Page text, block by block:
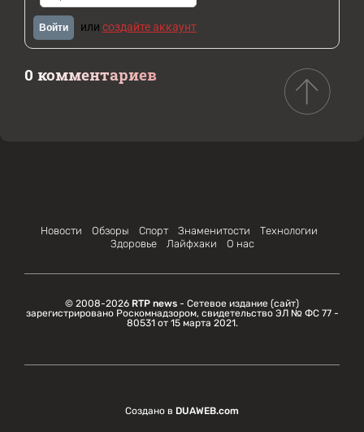
Войти или создайте аккаунт
0 комментариев
Новости Обзоры Спорт Знаменитости
Технологии
Здоровье
Лайфхаки О нас
© 2008-2026 RTP news - Сетевое издание (сайт)
зарегистрировано Роскомнадзором, свидетельство ЭЛ № ФС 77 -
80531 от 15 марта 2021.
Создано в DUAWEB.com